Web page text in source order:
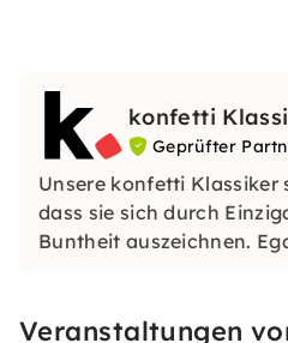
konfetti
Geprüfter
Unsere konfetti Klassiker
dass sie sich durch
Buntheit auszeichnen.
erleben, welches Du so
Veranstaltungen